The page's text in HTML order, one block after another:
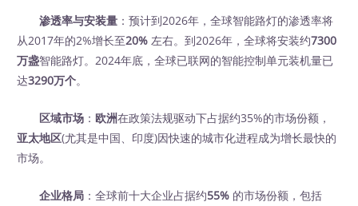
渗透率与安装量 ：预计到2026年，全球智能路灯的渗透率将
从2017年的2%增长至20% 左右。到2026年，全球将安装约7300
万盏智能路灯。2024年底，全球已联网的智能控制单元装机量已
达3290万个。
区域市场 ：欧洲在政策法规驱动下占据约35%的市场份额，
亚太地区(尤其是中国、印度)因快速的城市化进程成为增长最快的
市场。
企业格局 ：全球前十大企业占据约55% 的市场份额，包括